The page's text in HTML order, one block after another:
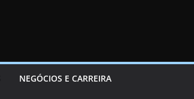
NEGÓCIOS E CARREIRA